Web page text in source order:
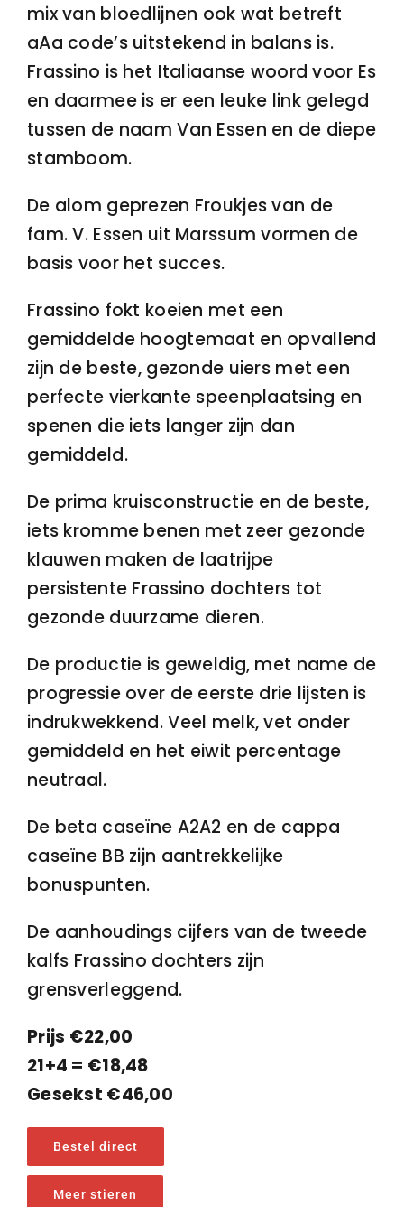
mix van bloedlijnen ook wat betreft
aAa code’s uitstekend in balans is.
Frassino is het Italiaanse woord voor Es
en daarmee is er een leuke link gelegd
tussen de naam Van Essen en de diepe
stamboom.
De alom geprezen Froukjes van de
fam. V. Essen uit Marssum vormen de
basis voor het succes.
Frassino fokt koeien met een
gemiddelde hoogtemaat en opvallend
zijn de beste, gezonde uiers met een
perfecte vierkante speenplaatsing en
spenen die iets langer zijn dan
gemiddeld.
De prima kruisconstructie en de beste,
iets kromme benen met zeer gezonde
klauwen maken de laatrijpe
persistente Frassino dochters tot
gezonde duurzame dieren.
De productie is geweldig, met name de
progressie over de eerste drie lijsten is
indrukwekkend. Veel melk, vet onder
gemiddeld en het eiwit percentage
neutraal.
De beta caseïne A2A2 en de cappa
caseïne BB zijn aantrekkelijke
bonuspunten.
De aanhoudings cijfers van de tweede
kalfs Frassino dochters zijn
grensverleggend.
Prijs €22,00
21+4 = €18,48
Gesekst €46,00
Bestel direct
Meer stieren